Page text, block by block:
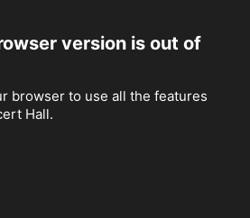
version is out of
browser to use all the features
Hall.